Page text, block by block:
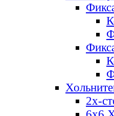
2х-